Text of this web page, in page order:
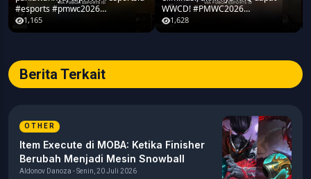
#esports #pmwc2026
#pubgmobile #teamrrq
1,165
WWCD! #PMWC2026
#pubgmobile #teamrrq
1,628
Berita Terkait
OTHER
Item Execute di MOBA: Ketika Finisher
Berubah Menjadi Mesin Snowball
Aldonov Danoza - Senin, 20 Juli 2026